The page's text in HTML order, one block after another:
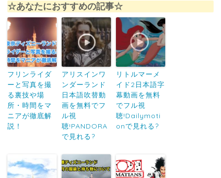
☆あなたにおすすめの記事☆
フリンライダ
ーと写真を撮
る裏技や場
所・時間をマ
ニアが徹底解
説！
アリスインワ
ンダーランド
日本語吹替動
画を無料でフ
ル視
聴!PANDORA
で見れる?
リトルマーメ
イド2日本語字
幕動画を無料
でフル視
聴!Dailymoti
onで見れる?